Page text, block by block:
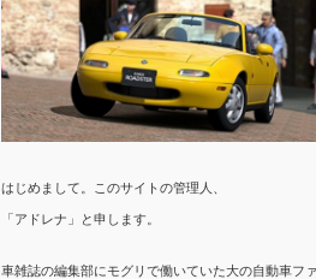
はじめまして。このサイトの管理人、
「アドレナ」と申します。
車雑誌の編集部にモグリで働いていた大の自動車ファ